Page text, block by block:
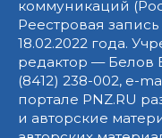
коммуникаций
Реестровая
18.02.2022 года.
редактор — Белов
(8412) 238-002, e-
портале PNZ.RU
и авторские